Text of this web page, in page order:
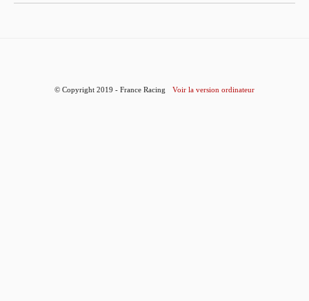
© Copyright 2019 - France Racing Voir la version ordinateur